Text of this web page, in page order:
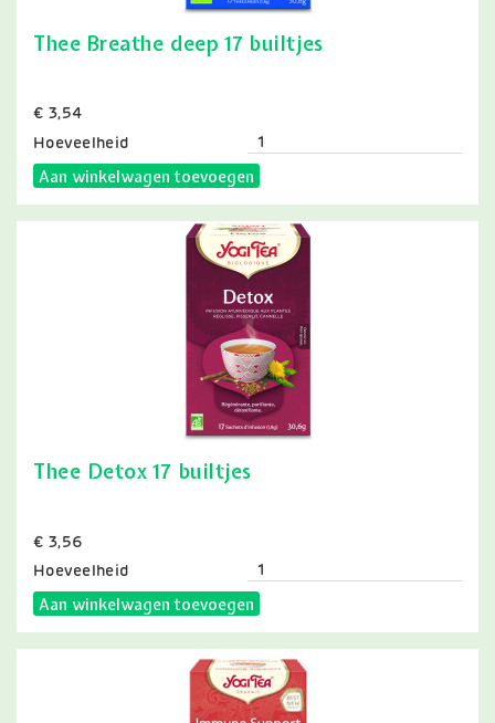
Thee Breathe deep 17 builtjes
Prijs
€ 3,54
Hoeveelheid
Aan winkelwagen toevoegen
Thee Detox 17 builtjes
Prijs
€ 3,56
Hoeveelheid
Aan winkelwagen toevoegen